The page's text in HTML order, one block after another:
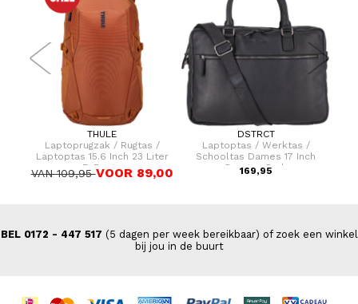
THULE
Laptoprugzak / Rugtas /
Laptoptas 15.6 Inch 23 Liter
EnRoute
VAN 109,95VOOR 89,00
DSTRCT
Laptoptas / Werktas /
Schooltas Dames 17 Inch
Preston Park
169,95
BEL 0172 - 447 517 (5 dagen per week bereikbaar) of zoek een winkel
bij jou in de buurt